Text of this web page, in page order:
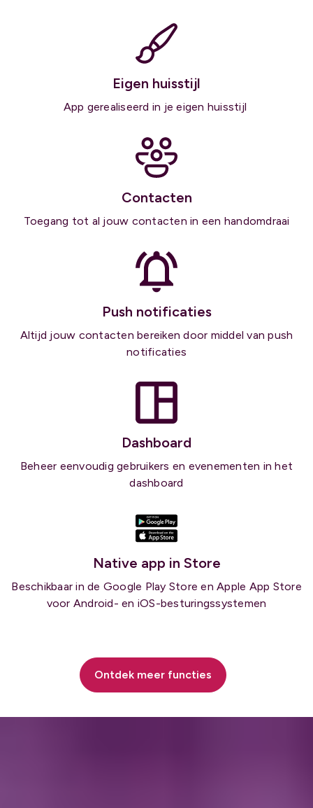
Eigen huisstijl
App gerealiseerd in je eigen huisstijl
Contacten
Toegang tot al jouw contacten in een handomdraai
Push notificaties
Altijd jouw contacten bereiken door middel van push
notificaties
Dashboard
Beheer eenvoudig gebruikers en evenementen in het
dashboard
Native app in Store
Beschikbaar in de Google Play Store en Apple App Store
voor Android- en iOS-besturingssystemen
Ontdek meer functies